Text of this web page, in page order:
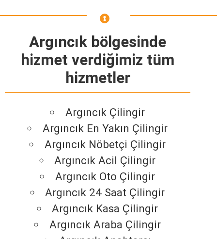
Argıncık bölgesinde
hizmet verdiğimiz tüm
hizmetler
Argıncık Çilingir
Argıncık En Yakın Çilingir
Argıncık Nöbetçi Çilingir
Argıncık Acil Çilingir
Argıncık Oto Çilingir
Argıncık 24 Saat Çilingir
Argıncık Kasa Çilingir
Argıncık Araba Çilingir